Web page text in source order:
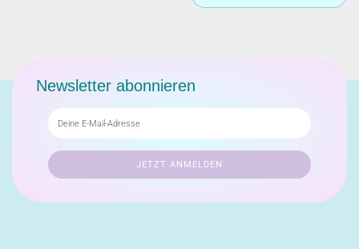
Newsletter abonnieren